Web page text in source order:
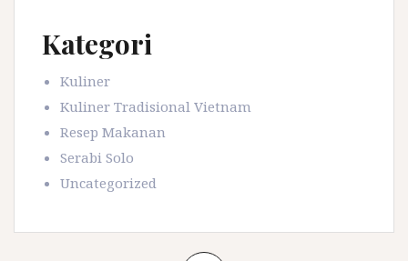
Kategori
Kuliner
Kuliner Tradisional Vietnam
Resep Makanan
Serabi Solo
Uncategorized